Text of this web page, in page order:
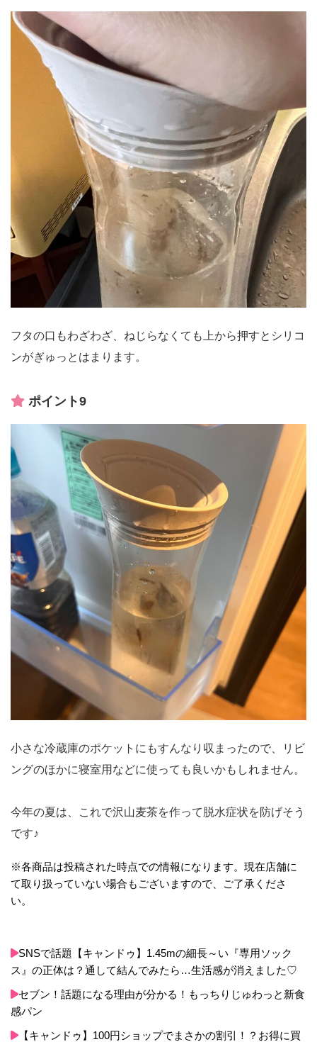
フタの口もわざわざ、ねじらなくても上から押すとシリコ
ンがぎゅっとはまります。
ポイント9
小さな冷蔵庫のポケットにもすんなり収まったので、リビ
ングのほかに寝室用などに使っても良いかもしれません。
今年の夏は、これで沢山麦茶を作って脱水症状を防げそう
です♪
※各商品は投稿された時点での情報になります。現在店舗に
て取り扱っていない場合もございますので、ご了承くださ
い。
SNSで話題【キャンドゥ】1.45mの細長～い『専用ソック
ス』の正体は？通して結んでみたら…生活感が消えました♡
セブン！話題になる理由が分かる！もっちりじゅわっと新食
感パン
【キャンドゥ】100円ショップでまさかの割引！？お得に買